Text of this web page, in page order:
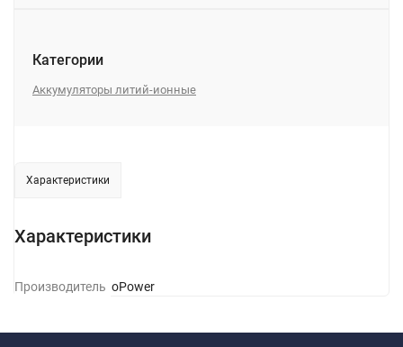
Категории
Аккумуляторы литий-ионные
Характеристики
Характеристики
ПроизводительGoPower